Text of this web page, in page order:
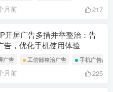
月前 217
开屏广告多措并举整治：告
告，优化手机使用体验
广告 工信部整治广告 手机广告乱象
月前 225